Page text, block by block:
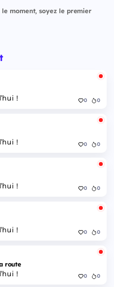
moment, soyez le premier
! 0 0
! 0 0
! 0 0
! 0 0
route
! 0 0